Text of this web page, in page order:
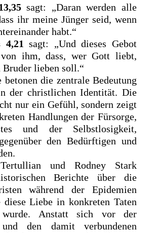
sagt: „Daran werden alle
ihr meine Jünger seid, wenn
habt.“
4,21 sagt: „Und dieses Gebot
ihm, dass, wer Gott liebt,
Bruder lieben soll.“
betonen die zentrale Bedeutung
der christlichen Identität. Die
nur ein Gefühl, sondern zeigt
Handlungen der Fürsorge,
und der Selbstlosigkeit,
den Bedürftigen und
und Rodney Stark
Berichte über die
während der Epidemien
diese Liebe in konkreten Taten
wurde. Anstatt sich vor der
den damit verbundenen